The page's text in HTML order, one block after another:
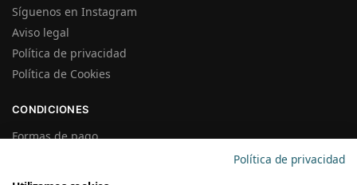
Síguenos en Instagram
Aviso legal
Política de privacidad
Política de Cookies
CONDICIONES
Formas de pago
Política de privacidad